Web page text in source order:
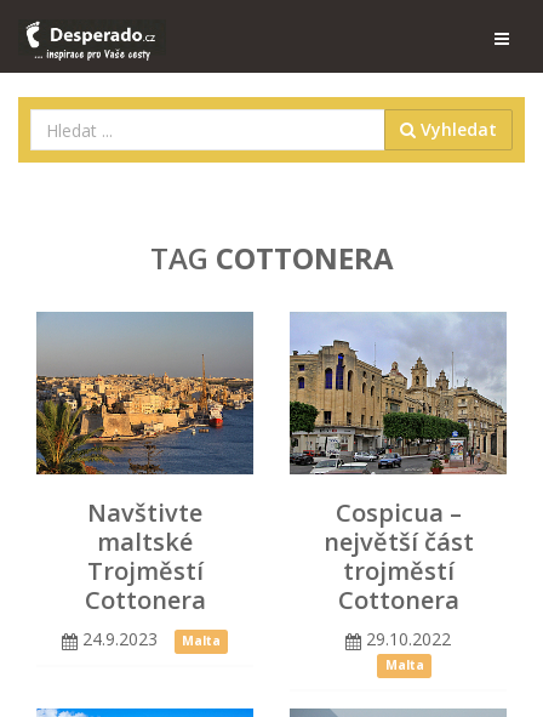
Vyhledat
TAG COTTONERA
Navštivte
maltské
Trojměstí
Cottonera
24.9.2023 Malta
Cospicua –
největší část
trojměstí
Cottonera
29.10.2022
Malta